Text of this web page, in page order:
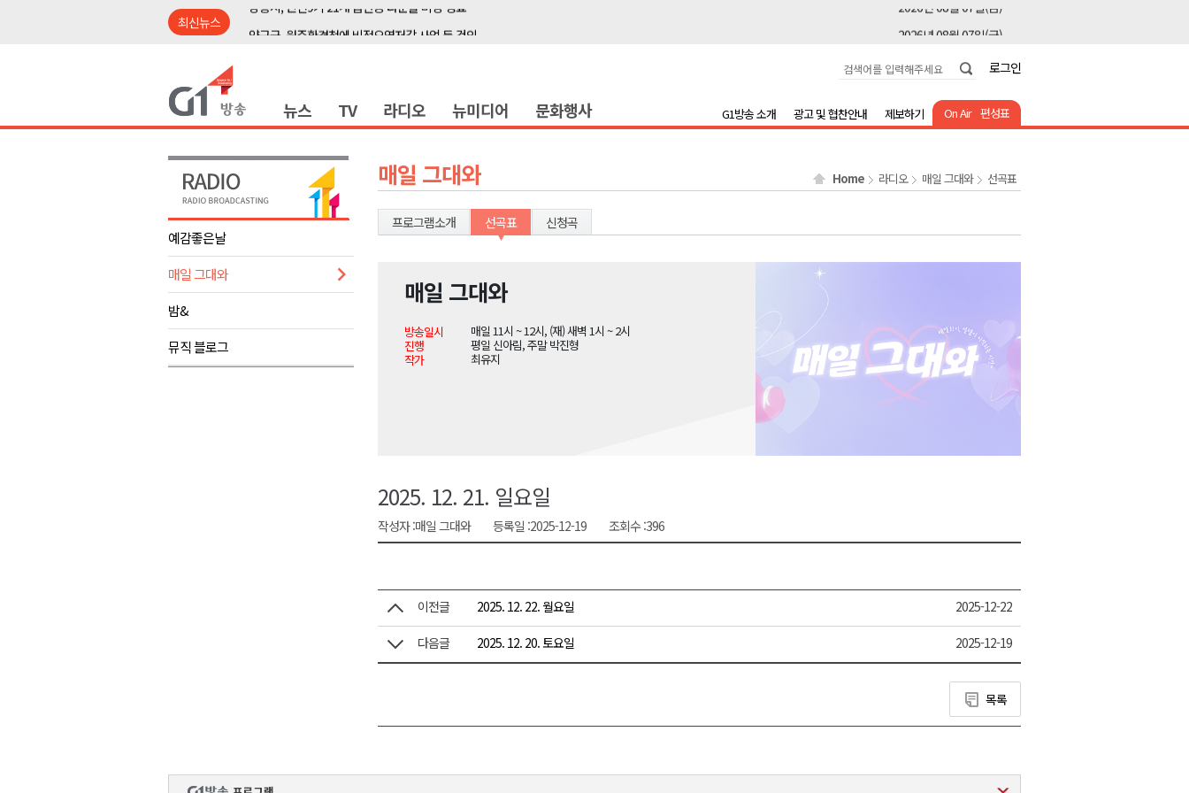
최신뉴스
2026년 08월 07일(금)
원주시, 하반기 중소기업육성자금 지원 접수
2026년 08월 07일(금)
태백시, 28~29일 제5회 황부자 며느리 축제
오늘 극한폭염 계속..낮 최고 ‘영상 38도’
2026년 08월 07일(금)
썩고, 무르고..농산물 피해 속출
강릉시, 민선9기 21개 읍면동 타운홀 미팅 성료
양구군, 원주환경청에 비점오염저감 사업 등 건의
<강원랜드> 관광객이 인구 3배..싱가포르 복합리조트
2026년 08월 07일(금)
<강원랜드> 마카오 카지노 "복합리조트로 진화 중"
2026년 08월 07일(금)
2026년 08월 07일(금)
썩고, 무르고..농산물 피해 속출
로그인
뉴스 TV 라디오 뉴미디어 문화행사 On Air 편성표
G1방송 소개 광고 및 협찬안내 제보하기
예감좋은날
매일 그대와
밤&
뮤직 블로그
매일 그대와 Home 라디오 매일 그대와 선곡표
프로그램소개 선곡표 신청곡
매일 그대와
방송일시
매일 11시 ~ 12시, (재) 새벽 1시 ~ 2시
진행
평일 신아림, 주말 박진형
작가
최유지
2025. 12. 21. 일요일
작성자 :매일 그대와 등록일 :2025-12-19 조회수 :396
이전글 2025. 12. 22. 월요일 2025-12-22
다음글 2025. 12. 20. 토요일 2025-12-19
목록